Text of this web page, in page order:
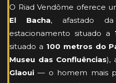
O Riad Vendôme oferece
El Bacha, afastado
estacionamento situado a
situado a 100 metros do
Museu das Confluências),
Glaoui — o homem mais